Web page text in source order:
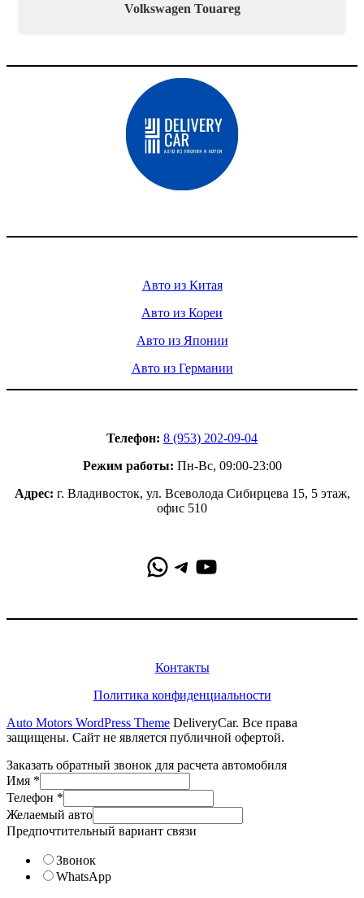
Volkswagen Touareg
Авто из Китая
Авто из Кореи
Авто из Японии
Авто из Германии
Телефон: 8 (953) 202-09-04
Режим работы: Пн-Вс, 09:00-23:00
Адрес: г. Владивосток, ул. Всеволода Сибирцева 15, 5 этаж,
офис 510
WhatsApp
Telegram
YouTube
Контакты
Политика конфиденциальности
Auto Motors WordPress Theme DeliveryCar. Все права
защищены. Сайт не является публичной офертой.
Заказать обратный звонок для расчета автомобиля
Имя *
Телефон *
Желаемый авто
Предпочтительный вариант связи
Звонок
WhatsApp